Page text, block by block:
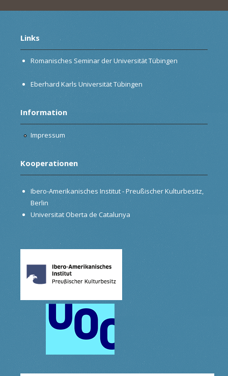
Links
Romanisches Seminar der Universität Tübingen
Eberhard Karls Universität Tübingen
Information
Impressum
Kooperationen
Ibero-Amerikanisches Institut - Preußischer Kulturbesitz,
Berlin
Universitat Oberta de Catalunya